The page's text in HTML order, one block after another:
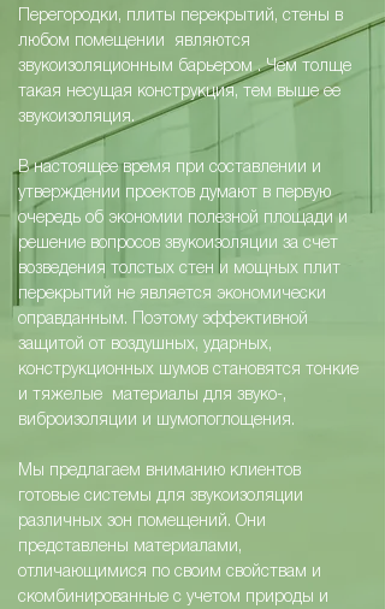
Перегородки, плиты перекрытий, стены в
любом помещении являются
звукоизоляционным барьером . Чем толще
такая несущая конструкция, тем выше ее
звукоизоляция.
В настоящее время при составлении и
утверждении проектов думают в первую
очередь об экономии полезной площади и
решение вопросов звукоизоляции за счет
возведения толстых стен и мощных плит
перекрытий не является экономически
оправданным. Поэтому эффективной
защитой от воздушных, ударных,
конструкционных шумов становятся тонкие
и тяжелые материалы для звуко-,
виброизоляции и шумопоглощения.
Мы предлагаем вниманию клиентов
готовые системы для звукоизоляции
различных зон помещений. Они
представлены материалами,
отличающимися по своим свойствам и
скомбинированные с учетом природы и